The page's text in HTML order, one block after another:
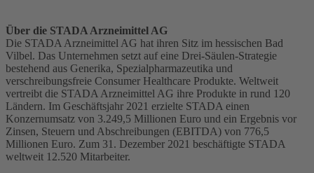
Über die STADA Arzneimittel AG
Die STADA Arzneimittel AG hat ihren Sitz im hessischen Bad
Vilbel. Das Unternehmen setzt auf eine Drei-Säulen-Strategie
bestehend aus Generika, Spezialpharmazeutika und
verschreibungsfreie Consumer Healthcare Produkte. Weltweit
vertreibt die STADA Arzneimittel AG ihre Produkte in rund 120
Ländern. Im Geschäftsjahr 2021 erzielte STADA einen
Konzernumsatz von 3.249,5 Millionen Euro und ein Ergebnis vor
Zinsen, Steuern und Abschreibungen (EBITDA) von 776,5
Millionen Euro. Zum 31. Dezember 2021 beschäftigte STADA
weltweit 12.520 Mitarbeiter.